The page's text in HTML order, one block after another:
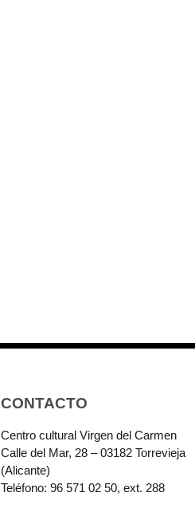
CONTACTO
Centro cultural Virgen del Carmen
Calle del Mar, 28 – 03182 Torrevieja
(Alicante)
Teléfono: 96 571 02 50, ext. 288